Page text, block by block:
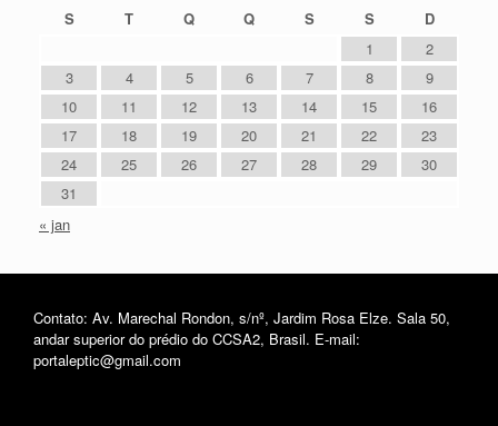
S
T Q Q S S
D
1
2
3
4 5 6 7 8
9
10
11 12 13 14 15
16
17
18 19 20 21 22
23
24
25 26 27 28 29
30
31
« jan
Contato: Av. Marechal Rondon, s/nº, Jardim Rosa Elze. Sala 50,
andar superior do prédio do CCSA2, Brasil. E-mail:
portaleptic@gmail.com